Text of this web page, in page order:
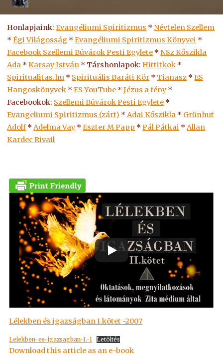
Honlapjaink:Evangéliumi Spiritizmus * Névtelen Szellem
*Égi Világosság *Evangéliumi Spiritizmus Könyvei *
Facebook Szellemi Búvárok Pesti Egylete * NSz Kőszikla
Ada *Karsay István * Társhonlapok:Hittitkok *
Spiritualitas.hu * Spirituális Baráti Kör * Tianasz *ES
Hangoskönyvek *ESYouTube *Jézus a fény *
Facebookok: Szellemi Búvárok Pesti Egylete *
Evangeliumi Spiritizmus (zárt) *Adai Kőszikla * Grünhut
Adolf *Adelma Vay *Eszter M Papp *Pál Pátkai *Allan
Kardec Rivail
Lélekben és igazságban I.kötet -2007
Lelekben-es-igazsagban-I.-1 Letöltés
Download this article as an e-book